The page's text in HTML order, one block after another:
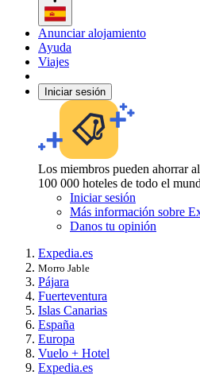
Anunciar alojamiento
Ayuda
Viajes
Iniciar sesión
Los miembros pueden ahorrar
100 000 hoteles de todo el
Iniciar sesión
Más información sobre
Danos tu opinión
Expedia.es
Morro Jable
Pájara
Fuerteventura
Islas Canarias
España
Europa
Vuelo + Hotel
Expedia.es